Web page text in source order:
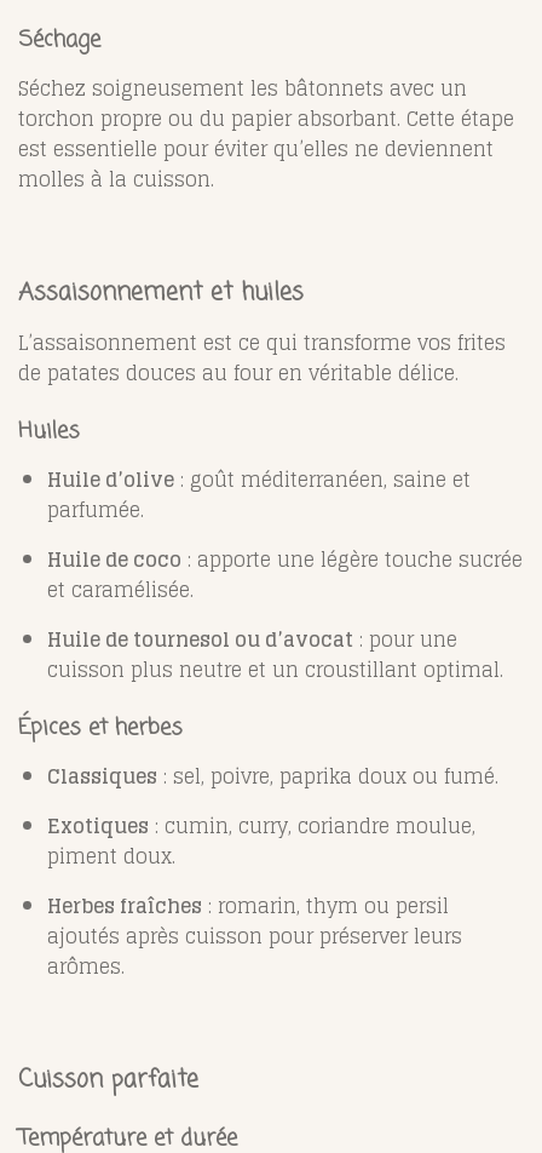
Séchage
Séchez soigneusement les bâtonnets avec un
torchon propre ou du papier absorbant. Cette étape
est essentielle pour éviter qu’elles ne deviennent
molles à la cuisson.
Assaisonnement et huiles
L’assaisonnement est ce qui transforme vos frites
de patates douces au four en véritable délice.
Huiles
Huile d’olive : goût méditerranéen, saine et
parfumée.
Huile de coco : apporte une légère touche sucrée
et caramélisée.
Huile de tournesol ou d’avocat : pour une
cuisson plus neutre et un croustillant optimal.
Épices et herbes
Classiques : sel, poivre, paprika doux ou fumé.
Exotiques : cumin, curry, coriandre moulue,
piment doux.
Herbes fraîches : romarin, thym ou persil
ajoutés après cuisson pour préserver leurs
arômes.
Cuisson parfaite
Température et durée